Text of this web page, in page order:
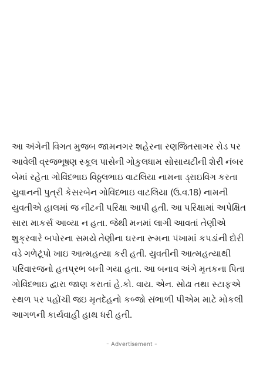
આ અંગેની વિગત મુજબ જામનગર શહેરના રણજિતસાગર રોડ પર
આવેલી વ્રજભૂષણ સ્કૂલ પાસેની ગોકુલધામ સોસાયટીની શેરી નંબર
બેમાં રહેતા ગોવિંદભાઇ વિઠ્ઠલભાઇ વાટલિયા નામના ડ્રાઇવિંગ કરતા
યુવાનની પુત્રી કેસરબેન ગોવિંદભાઇ વાટલિયા (ઉ.વ.18) નામની
યુવતીએ હાલમાં જ નીટની પરિક્ષા આપી હતી. આ પરિક્ષામાં અપેક્ષિત
સારા માકર્સ આવ્યા ન હતા. જેથી મનમાં લાગી આવતાં તેણીએ
શુક્રવારે બપોરના સમયે તેણીના ઘરના રૂમના પંખામાં કપડાંની દોરી
વડે ગળેટૂંપો ખાઇ આત્મહત્યા કરી હતી. યુવતીની આત્મહત્યાથી
પરિવારજનો હતપ્રભ બની ગયા હતા. આ બનાવ અંગે મૃતકના પિતા
ગોવિંદભાઇ દ્વારા જાણ કરાતાં હે.કો. વાય. એન. સોઢા તથા સ્ટાફએ
સ્થળ પર પહોંચી જઇ મૃતદેહનો કબ્જો સંભાળી પીએમ માટે મોકલી
આગળની કાર્યવાહી હાથ ધરી હતી.
- Advertisement -